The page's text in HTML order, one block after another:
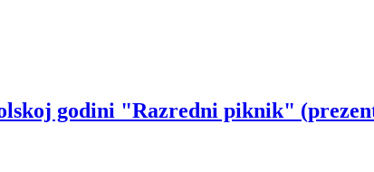
godini "Razredni piknik"